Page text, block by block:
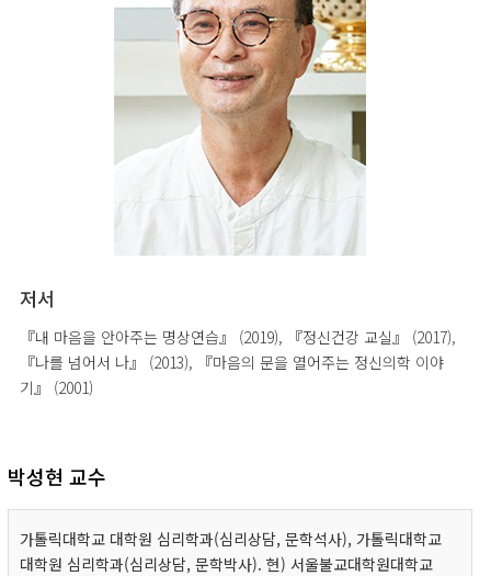
저서
『내 마음을 안아주는 명상연습』 (2019), 『정신건강 교실』 (2017),
『나를 넘어서 나』 (2013), 『마음의 문을 열어주는 정신의학 이야
기』 (2001)
박성현 교수
가톨릭대학교 대학원 심리학과(심리상담, 문학석사), 가톨릭대학교
대학원 심리학과(심리상담, 문학박사). 현) 서울불교대학원대학교